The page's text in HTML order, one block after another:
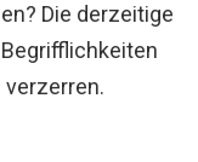
Die derzeitige